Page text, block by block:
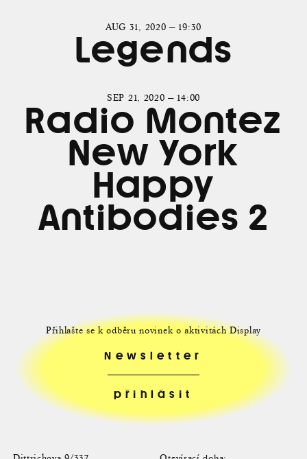
AUG 31, 2020 — 19:30
Legends
SEP 21, 2020 — 14:00
Radio Montez
New York
Happy
Antibodies 2
Přihlašte se k odběru novinek o aktivitách Display
Newsletter